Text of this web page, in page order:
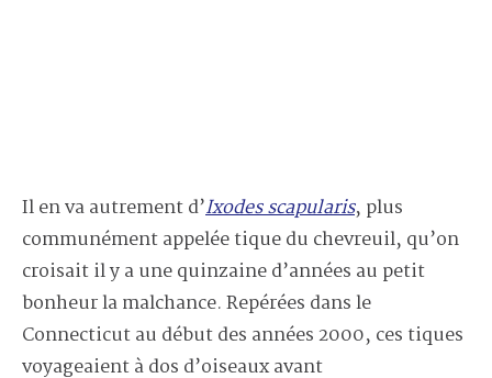
Il en va autrement d’Ixodes scapularis, plus
communément appelée tique du chevreuil, qu’on
croisait il y a une quinzaine d’années au petit
bonheur la malchance. Repérées dans le
Connecticut au début des années 2000, ces tiques
voyageaient à dos d’oiseaux avant